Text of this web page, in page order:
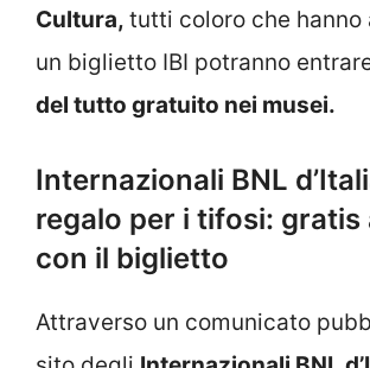
Cultura, tutti coloro che
un biglietto IBI potranno
del tutto gratuito nei musei.
Internazionali BNL
regalo per i tifosi: gratis
con il biglietto
Attraverso un comunicato